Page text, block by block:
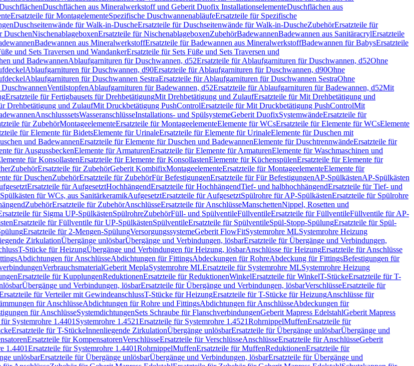
Duschflächen aus Mineralwerkstoff und Geberit Duofix InstallationselementeDuschflächen aus
Ersatzteile für MontagelementeSpezifische DuschwannenabläufeErsatzteile für Spezifische
Duschseitenwände für Walk-in-DuscheErsatzteile für Duschseitenwände für Walk-in-DuscheZubehörErsatzteile für
DuschenNischenablageboxenErsatzteile für NischenablageboxenZubehörBadewannenBadewannen aus SanitäracrylErsatzteile
Badewannen aus MineralwerkstoffErsatzteile für Badewannen aus MineralwerkstoffBadewannen für BabysErsatzteile
und Sets Traversen und WandankerErsatzteile für Sets Füße und Sets Traversen und
und BadewannenAblaufgarnituren für Duschwannen, d52Ersatzteile für Ablaufgarnituren für Duschwannen, d52Ohne
Ablaufgarnituren für Duschwannen, d90Ersatzteile für Ablaufgarnituren für Duschwannen, d90Ohne
Ablaufgarnituren für Duschwannen SestraErsatzteile für Ablaufgarnituren für Duschwannen SestraOhne
VentilstopfenAblaufgarnituren für Badewannen, d52Ersatzteile für Ablaufgarnituren für Badewannen, d52Mit
Ersatzteile für Fertigbausets für DrehbetätigungMit Drehbetätigung und ZulaufErsatzteile für Mit Drehbetätigung und
Drehbetätigung und ZulaufMit Druckbetätigung PushControlErsatzteile für Mit Druckbetätigung PushControlMit
AnschlusssetsWasseranschlüsseInstallations- und SpülsystemeGeberit DuofixSystemwändeErsatzteile für
für ZubehörMontageelementeErsatzteile für MontageelementeElemente für WCsErsatzteile für Elemente für WCsElemente
für Elemente für BidetsElemente für UrinaleErsatzteile für Elemente für UrinaleElemente für Duschen mit
und BadewannenErsatzteile für Elemente für Duschen und BadewannenElemente für DuschtrennwändeErsatzteile für
für AusgussbeckenElemente für ArmaturenErsatzteile für Elemente für ArmaturenElemente für Waschmaschinen und
für KonsollastenErsatzteile für Elemente für KonsollastenElemente für KüchenspülenErsatzteile für Elemente für
ZubehörErsatzteile für ZubehörGeberit KombifixMontageelementeErsatzteile für MontageelementeElemente für
für DuschenZubehörErsatzteile für ZubehörFür BefestigungenErsatzteile für Für BefestigungenAP-SpülkästenAP-Spülkästen
Ersatzteile für AufgesetztHochhängendErsatzteile für HochhängendTief- und halbhochhängendErsatzteile für Tief- und
für WCs, aus SanitärkeramikAufgesetztErsatzteile für AufgesetztSpülrohre für AP-SpülkästenErsatzteile für Spülrohre
ZubehörErsatzteile für ZubehörAnschlüsseErsatzteile für AnschlüsseManschettenNippel, Rosetten und
für Sigma UP-SpülkästenSpülrohreZubehörFüll- und SpülventileFüllventileErsatzteile für FüllventileFüllventile für AP-
Ersatzteile für Füllventile für UP-SpülkästenSpülventileErsatzteile für SpülventileSpül-Stopp-SpülungErsatzteile für Spül-
Ersatzteile für 2-Mengen-SpülungVersorgungssystemeGeberit FlowFitSystemrohre MLSystemrohre Heizung
ZirkulationÜbergänge unlösbarÜbergänge und Verbindungen, lösbarErsatzteile für Übergänge und Verbindungen,
T-Stücke für HeizungÜbergänge und Verbindungen für Heizung, lösbarAnschlüsse für HeizungErsatzteile für Anschlüsse
Abdichtungen für AnschlüsseAbdichtungen für FittingsAbdeckungen für RohreAbdeckung für FittingsBefestigungen für
VerbrauchsmaterialGeberit MeplaSystemrohre MLErsatzteile für Systemrohre MLSystemrohre Heizung
Ersatzteile für KupplungenReduktionenErsatzteile für ReduktionenWinkelErsatzteile für WinkelT-StückeErsatzteile für T-
Übergänge und Verbindungen, lösbarErsatzteile für Übergänge und Verbindungen, lösbarVerschlüsseErsatzteile für
für Verteiler mit GewindeanschlussT-Stücke für HeizungErsatzteile für T-Stücke für HeizungAnschlüsse für
für AnschlüsseAbdichtungen für Rohre und FittingsAbdichtungen für AnschlüsseAbdeckungen für
für AnschlüsseSystemdichtungenSets Schraube für FlanschverbindungenGeberit Mapress EdelstahlGeberit Mapress
Systemrohre 1.4401 Systemrohre 1.4521Ersatzteile für Systemrohre 1.4521RohrnippelMuffenErsatzteile für
Ersatzteile für T-StückeInnenliegende ZirkulationÜbergänge unlösbarErsatzteile für Übergänge unlösbarÜbergänge und
Ersatzteile für KompensatorenVerschlüsseErsatzteile für VerschlüsseAnschlüsseErsatzteile für AnschlüsseGeberit
1.4401Ersatzteile für Systemrohre 1.4401RohrnippelMuffenErsatzteile für MuffenReduktionenErsatzteile für
unlösbarErsatzteile für Übergänge unlösbarÜbergänge und Verbindungen, lösbarErsatzteile für Übergänge und